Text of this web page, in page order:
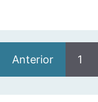
Anterior 1